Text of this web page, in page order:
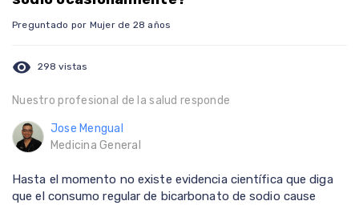
Preguntado por Mujer de 28 años
visibility 298 vistas
Nuestro profesional de la salud responde
Jose Mengual
Medicina General
Hasta el momento no existe evidencia científica que diga
que el consumo regular de bicarbonato de sodio cause